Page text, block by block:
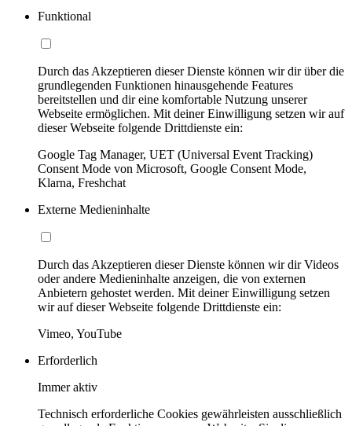
Funktional
Durch das Akzeptieren dieser Dienste können wir dir über die
grundlegenden Funktionen hinausgehende Features
bereitstellen und dir eine komfortable Nutzung unserer
Webseite ermöglichen. Mit deiner Einwilligung setzen wir auf
dieser Webseite folgende Drittdienste ein:
Google Tag Manager, UET (Universal Event Tracking)
Consent Mode von Microsoft, Google Consent Mode,
Klarna, Freshchat
Externe Medieninhalte
Durch das Akzeptieren dieser Dienste können wir dir Videos
oder andere Medieninhalte anzeigen, die von externen
Anbietern gehostet werden. Mit deiner Einwilligung setzen
wir auf dieser Webseite folgende Drittdienste ein:
Vimeo, YouTube
Erforderlich
Immer aktiv
Technisch erforderliche Cookies gewährleisten ausschließlich